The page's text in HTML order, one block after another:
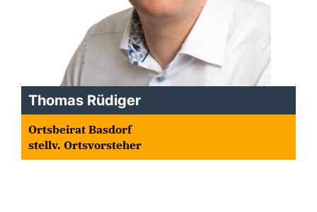
Thomas Rüdiger
Ortsbeirat Basdorf
stellv. Ortsvorsteher